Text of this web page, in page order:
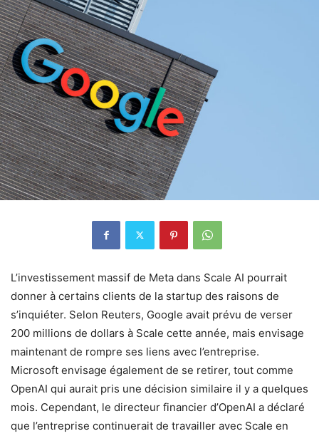
L’investissement massif de Meta dans Scale AI pourrait
donner à certains clients de la startup des raisons de
s’inquiéter. Selon Reuters, Google avait prévu de verser
200 millions de dollars à Scale cette année, mais envisage
maintenant de rompre ses liens avec l’entreprise.
Microsoft envisage également de se retirer, tout comme
OpenAI qui aurait pris une décision similaire il y a quelques
mois. Cependant, le directeur financier d’OpenAI a déclaré
que l’entreprise continuerait de travailler avec Scale en